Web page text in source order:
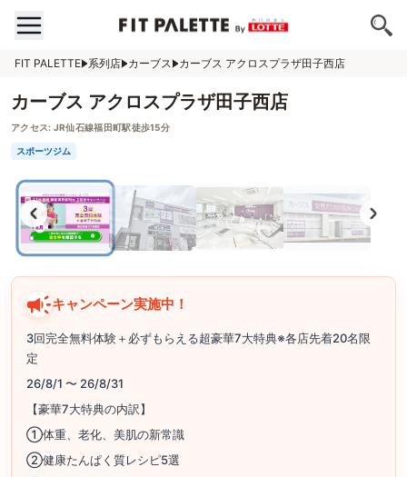
FIT PALETTE 系列店 カーブス カーブス アクロスプラザ田子西店
カーブス アクロスプラザ田子西店
アクセス: JR仙石線福田町駅徒歩15分
スポーツジム
キャンペーン実施中！
3回完全無料体験＋必ずもらえる超豪華7大特典※各店先着20名限
定
26/8/1 〜 26/8/31
【豪華7大特典の内訳】
①体重、老化、美肌の新常識
②健康たんぱく質レシピ5選